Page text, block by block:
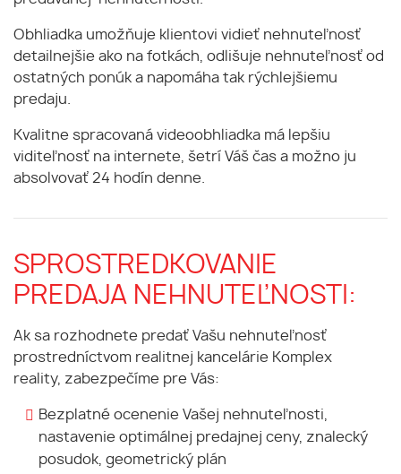
Obhliadka umožňuje klientovi vidieť nehnuteľnosť
detailnejšie ako na fotkách, odlišuje nehnuteľnosť od
ostatných ponúk a napomáha tak rýchlejšiemu
predaju.
Kvalitne spracovaná videoobhliadka má lepšiu
viditeľnosť na internete, šetrí Váš čas a možno ju
absolvovať 24 hodín denne.
SPROSTREDKOVANIE
PREDAJA NEHNUTEĽNOSTI:
Ak sa rozhodnete predať Vašu nehnuteľnosť
prostredníctvom realitnej kancelárie Komplex
reality, zabezpečíme pre Vás:
Bezplatné ocenenie Vašej nehnuteľnosti,
nastavenie optimálnej predajnej ceny, znalecký
posudok, geometrický plán